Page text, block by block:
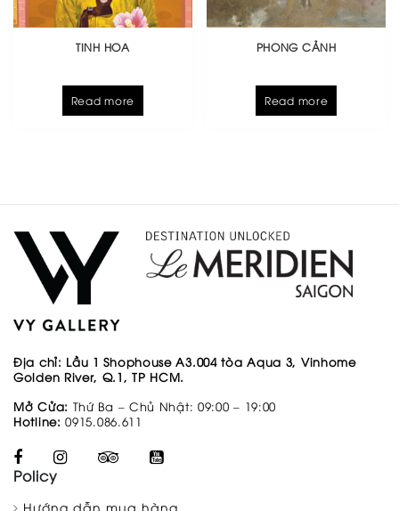
TINH HOA
Read more
PHONG CẢNH
Read more
Địa chỉ: Lầu 1 Shophouse A3.004 tòa Aqua 3, Vinhome
Golden River, Q.1, TP HCM.
Mở Cửa: Thứ Ba – Chủ Nhật: 09:00 – 19:00
Hotline: 0915.086.611
Policy
Hướng dẫn mua hàng